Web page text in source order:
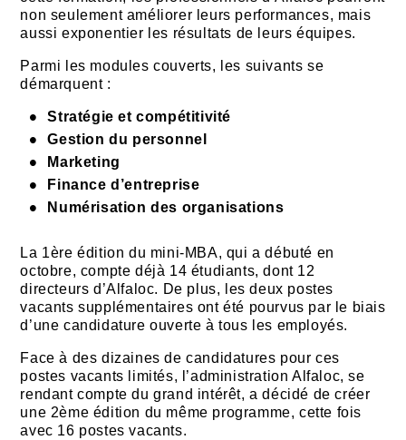
non seulement améliorer leurs performances, mais
aussi exponentier les résultats de leurs équipes.
Parmi les modules couverts, les suivants se
démarquent :
Stratégie et compétitivité
Gestion du personnel
Marketing
Finance d’entreprise
Numérisation des organisations
La 1ère édition du mini-MBA, qui a débuté en
octobre, compte déjà 14 étudiants, dont 12
directeurs d’Alfaloc. De plus, les deux postes
vacants supplémentaires ont été pourvus par le biais
d’une candidature ouverte à tous les employés.
Face à des dizaines de candidatures pour ces
postes vacants limités, l’administration Alfaloc, se
rendant compte du grand intérêt, a décidé de créer
une 2ème édition du même programme, cette fois
avec 16 postes vacants.